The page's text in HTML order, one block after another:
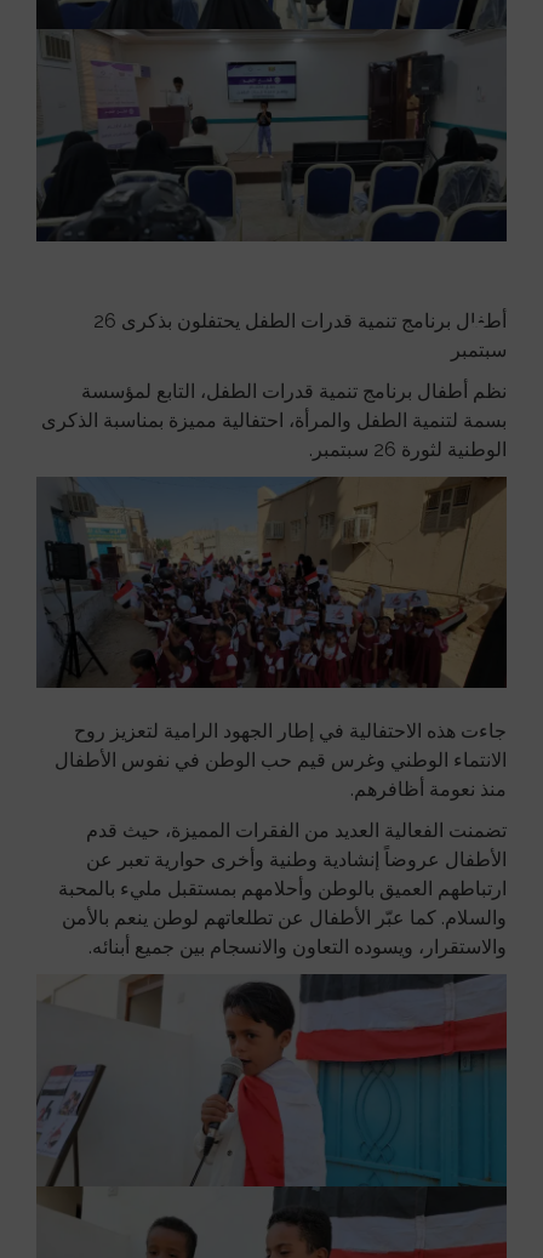
أطفال برنامج تنمية قدرات الطفل يحتفلون بذكرى 26
سبتمبر
نظم أطفال برنامج تنمية قدرات الطفل، التابع لمؤسسة
بسمة لتنمية الطفل والمرأة، احتفالية مميزة بمناسبة الذكرى
الوطنية لثورة 26 سبتمبر.
جاءت هذه الاحتفالية في إطار الجهود الرامية لتعزيز روح
الانتماء الوطني وغرس قيم حب الوطن في نفوس الأطفال
منذ نعومة أظافرهم.
تضمنت الفعالية العديد من الفقرات المميزة، حيث قدم
الأطفال عروضاً إنشادية وطنية وأخرى حوارية تعبر عن
ارتباطهم العميق بالوطن وأحلامهم بمستقبل مليء بالمحبة
والسلام. كما عبّر الأطفال عن تطلعاتهم لوطن ينعم بالأمن
والاستقرار، ويسوده التعاون والانسجام بين جميع أبنائه.